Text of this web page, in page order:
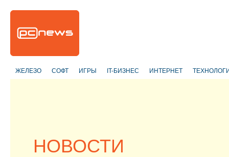
ЖЕЛЕЗО СОФТ ИГРЫ IT-БИЗНЕС ИНТЕРНЕТ
НОВОСТИ